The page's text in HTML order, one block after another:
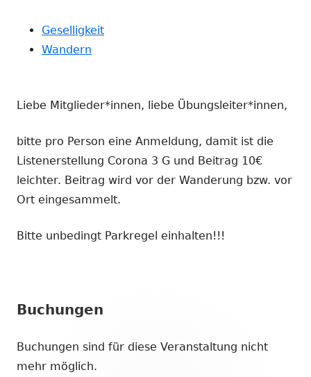
Geselligkeit
Wandern
Liebe Mitglieder*innen, liebe Übungsleiter*innen,
bitte pro Person eine Anmeldung, damit ist die
Listenerstellung Corona 3 G und Beitrag 10€
leichter. Beitrag wird vor der Wanderung bzw. vor
Ort eingesammelt.
Bitte unbedingt Parkregel einhalten!!!
Buchungen
Buchungen sind für diese Veranstaltung nicht
mehr möglich.